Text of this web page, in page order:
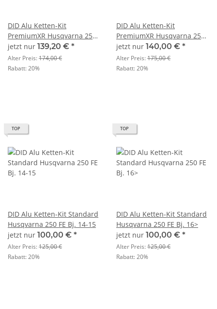
DID Alu Ketten-Kit
PremiumXR Husqvarna 250
FE Bj. 14-15
jetzt nur 139,20 € *
Alter Preis:174,00 €
Rabatt:20%
DID Alu Ketten-Kit
PremiumXR Husqvarna 250
FE Bj. 16>
jetzt nur 140,00 € *
Alter Preis:175,00 €
Rabatt:20%
TOP
DID Alu Ketten-Kit Standard
Husqvarna 250 FE Bj. 14-15
jetzt nur 100,00 € *
Alter Preis:125,00 €
Rabatt:20%
TOP
DID Alu Ketten-Kit Standard
Husqvarna 250 FE Bj. 16>
jetzt nur 100,00 € *
Alter Preis:125,00 €
Rabatt:20%